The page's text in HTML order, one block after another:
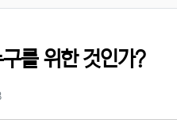
를 위한 것인가?
보
조회